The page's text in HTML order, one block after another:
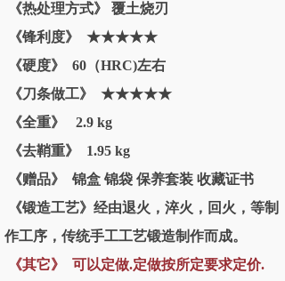
《热处理方式》 覆土烧刃
《锋利度》 ★★★★★
《硬度》 60（HRC)左右
《刀条做工》 ★★★★★
《全重》 2.9 kg
《去鞘重》 1.95 kg
《赠品》 锦盒 锦袋 保养套装 收藏证书
《锻造工艺》经由退火，淬火，回火，等制
作工序，传统手工工艺锻造制作而成。
《其它》 可以定做.定做按所定要求定价.